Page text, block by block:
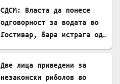
СДСМ: Власта да понесе
одговорност за водата во
Гостивар, бара истрага од
Две лица приведени за
незаконски риболов во